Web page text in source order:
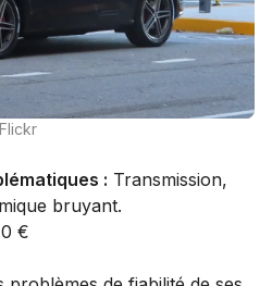
: Transmission,
bruyant.
€